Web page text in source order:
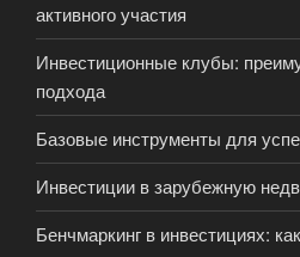
активного участия
Инвестиционные клубы:
подхода
Базовые инструменты для
Инвестиции в зарубежную
Бенчмаркинг в инвестициях: